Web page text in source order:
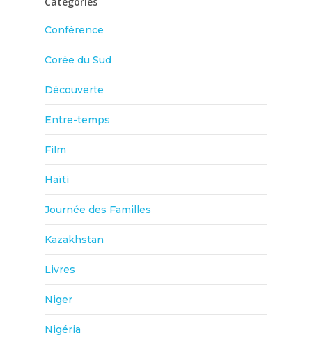
Conférence
Corée du Sud
Découverte
Entre-temps
Film
Haïti
Journée des Familles
Kazakhstan
Livres
Niger
Nigéria